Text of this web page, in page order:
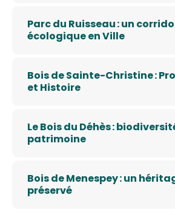
Parc du Ruisseau : un
écologique en Ville
Bois de Sainte-Christine :
et Histoire
Le Bois du Déhès :
patrimoine
Bois de Menespey : un
préservé